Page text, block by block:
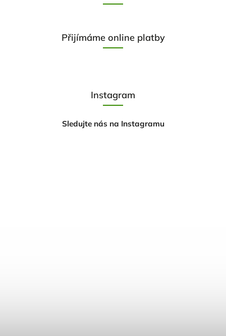
Přijímáme online platby
Instagram
Sledujte nás na Instagramu